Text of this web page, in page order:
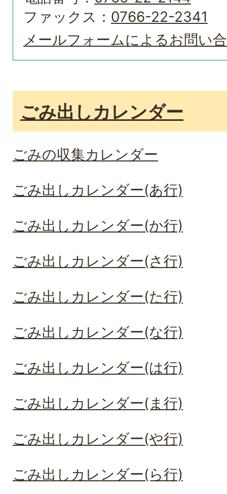
ファックス： 0766-22-2341
メールフォームによるお問い
ごみ出しカレンダー
ごみの収集カレンダー
ごみ出しカレンダー(あ行)
ごみ出しカレンダー(か行)
ごみ出しカレンダー(さ行)
ごみ出しカレンダー(た行)
ごみ出しカレンダー(な行)
ごみ出しカレンダー(は行)
ごみ出しカレンダー(ま行)
ごみ出しカレンダー(や行)
ごみ出しカレンダー(ら行)